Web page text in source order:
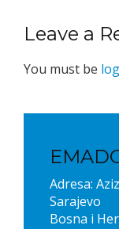
Leave a
You must be
Adresa:
Sarajevo
Bosna i